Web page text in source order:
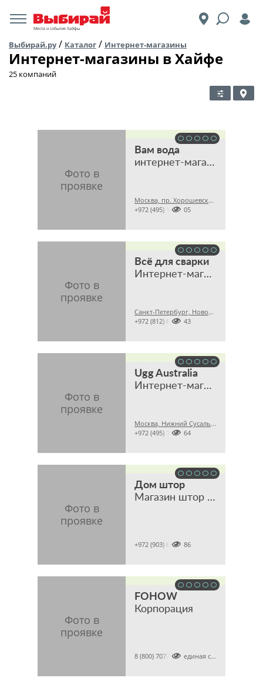
Места и события Хайфы
Выбирай.ру/ Каталог / Интернет-магазины
Интернет-магазины в Хайфе
25 компаний
Вам вода
интернет-магазин
Москва, пр. Хорошевский 2-й, 7 стр. 1А

+972 (495) 1115505
Всё для сварки
Интернет-магазин
Санкт-Петербург, Новочеркасский пр., 58

+972 (812) 6042743
Ugg Australia
Интернет-магазин
Москва, Нижний Сусальный пер., 5, стр. 17

+972 (495) 1283564
Дом штор
Магазин штор и тканей

+972 (903) 6337386
FOHOW
Корпорация

8 (800) 7077821 (единая справочная)